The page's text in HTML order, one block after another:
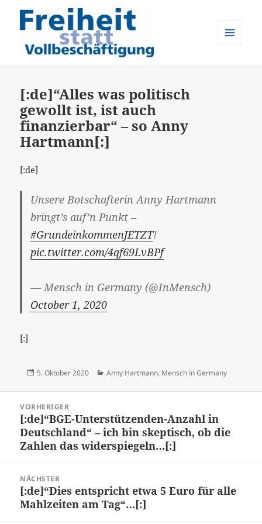
[:de]“Alles was politisch
gewollt ist, ist auch
finanzierbar“ – so Anny
Hartmann[:]
[:de]
Unsere Botschafterin Anny Hartmann
bringt’s auf’n Punkt –
#GrundeinkommenJETZT!
pic.twitter.com/4qf69LvBPf
— Mensch in Germany (@InMensch)
October 1, 2020
[:]
Veröffentlicht
5. Oktober 2020 Kategorien
Anny Hartmann, Mensch in Germany
VORHERIGER
Vorheriger
Beitrag:
[:de]“BGE-Unterstützenden-Anzahl in
Deutschland“ – ich bin skeptisch, ob die
Zahlen das widerspiegeln…[:]
NÄCHSTER
Nächster
Beitrag:
[:de]“Dies entspricht etwa 5 Euro für alle
Mahlzeiten am Tag“…[:]